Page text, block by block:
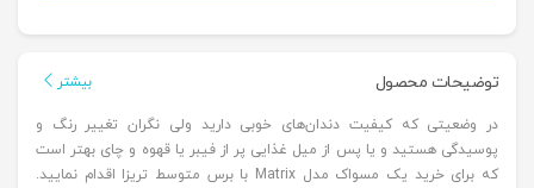
توضیحات محصول بیشتر
در وضعیتی که کیفیت دندان‌های خوبی دارید ولی نگران تغییر رنگ و
پوسیدگی هستید و یا پس از میل غذایی پر از فیبر یا قهوه و چای بهتر است
که برای خرید یک مسواک مدل Matrix با برس متوسط تریزا اقدام نمایید.